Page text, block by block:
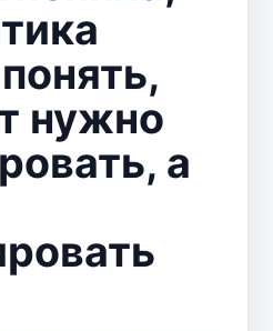
нужно
а